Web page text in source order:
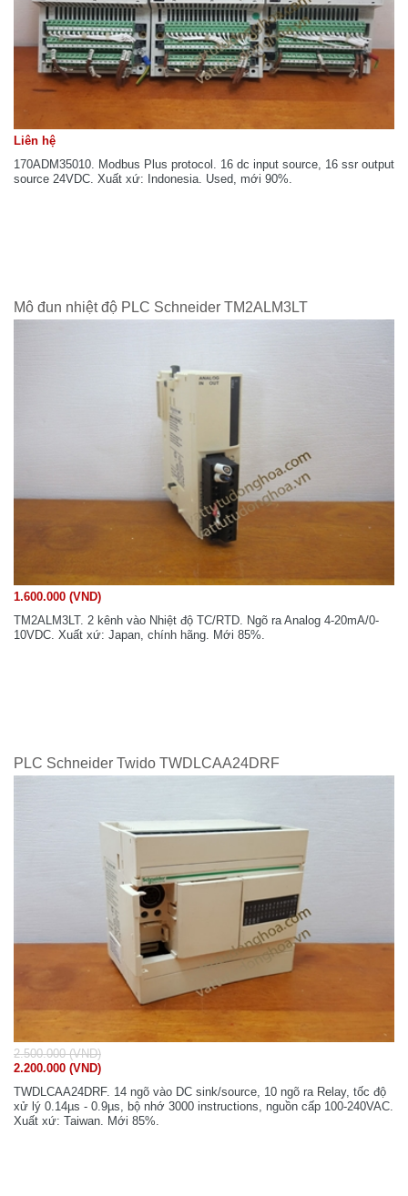
Liên hệ
170ADM35010. Modbus Plus protocol. 16 dc input source, 16 ssr output
source 24VDC. Xuất xứ: Indonesia. Used, mới 90%.
Mô đun nhiệt độ PLC Schneider TM2ALM3LT
1.600.000 (VND)
TM2ALM3LT. 2 kênh vào Nhiệt độ TC/RTD. Ngõ ra Analog 4-20mA/0-
10VDC. Xuất xứ: Japan, chính hãng. Mới 85%.
PLC Schneider Twido TWDLCAA24DRF
2.500.000 (VND)
2.200.000 (VND)
TWDLCAA24DRF. 14 ngõ vào DC sink/source, 10 ngõ ra Relay, tốc độ
xử lý 0.14µs - 0.9µs, bộ nhớ 3000 instructions, nguồn cấp 100-240VAC.
Xuất xứ: Taiwan. Mới 85%.